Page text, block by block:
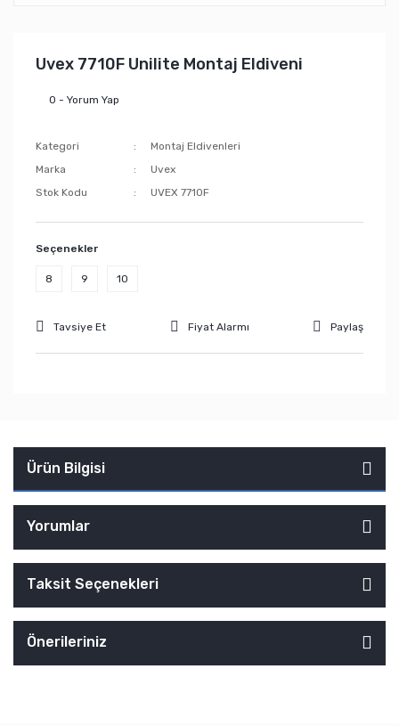
Uvex 7710F Unilite Montaj Eldiveni
0 - Yorum Yap
Kategori
Montaj Eldivenleri
Marka
Uvex
Stok Kodu
UVEX 7710F
Seçenekler
8 9 10
Tavsiye Et Fiyat Alarmı Paylaş
Ürün Bilgisi
Yorumlar
Taksit Seçenekleri
Önerileriniz